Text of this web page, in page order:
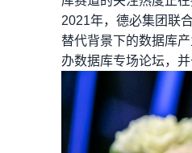
2021年， 德必集团联
替代背景下的数据库
办数据库专场论坛，